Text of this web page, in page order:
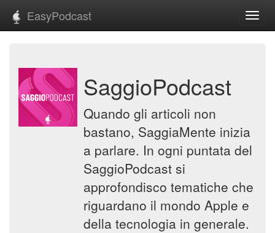
EasyPodcast
SaggioPodcast
Quando gli articoli non
bastano, SaggiaMente inizia
a parlare. In ogni puntata del
SaggioPodcast si
approfondisco tematiche che
riguardano il mondo Apple e
della tecnologia in generale.